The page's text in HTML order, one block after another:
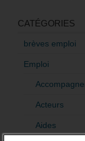
CATÉGORIES
brèves emploi
Emploi
Acteurs
Aides